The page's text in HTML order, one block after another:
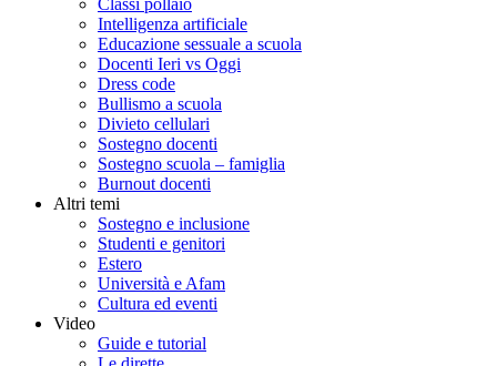
Classi pollaio
Intelligenza artificiale
Educazione sessuale a scuola
Docenti Ieri vs Oggi
Dress code
Bullismo a scuola
Divieto cellulari
Sostegno docenti
Sostegno scuola – famiglia
Burnout docenti
Altri temi
Sostegno e inclusione
Studenti e genitori
Estero
Università e Afam
Cultura ed eventi
Video
Guide e tutorial